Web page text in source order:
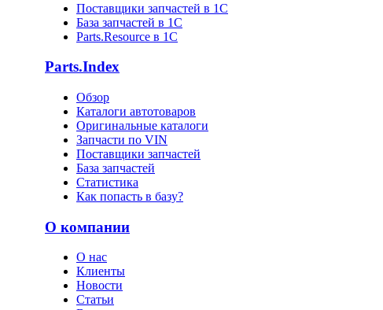
Поставщики запчастей в 1C
База запчастей в 1С
Parts.Resource в 1C
Parts.Index
Обзор
Каталоги автотоваров
Оригинальные каталоги
Запчасти по VIN
Поставщики запчастей
База запчастей
Статистика
Как попасть в базу?
О компании
О нас
Клиенты
Новости
Статьи